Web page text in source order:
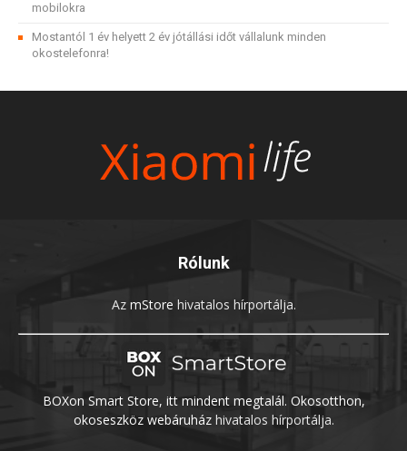
mobilokra
Mostantól 1 év helyett 2 év jótállási időt vállalunk minden
okostelefonra!
Rólunk
Az mStore hivatalos hírportálja.
BOXon Smart Store, itt mindent megtalál. Okosotthon,
okoseszköz webáruházhivatalos hírportálja.